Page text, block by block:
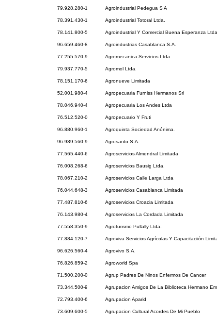
79.928.280-1 Agroindustrial Pedegua S A
78.391.430-1 Agroindustrial Totoral Ltda.
78.141.800-5 Agroindustrial Y Comercial Buena Esperanza
96.659.460-8 Agroindustrias Casablanca S.A.
77.255.570-9 Agromecanica Servicios Ltda.
79.937.770-5 Agromol Ltda.
78.151.170-6 Agronueve Limitada
52.001.980-4 Agropecuaria Furniss Hermanos Srl
78.046.940-4 Agropecuaria Los Andes Ltda
76.512.520-0 Agropecuario Y Fruti
96.880.960-1 Agroquinta Sociedad Anónima.
96.989.560-9 Agrosanto S.A.
77.565.440-6 Agroservicios Almendral Limitada
76.008.268-6 Agroservicios Bausig Ltda.
78.067.210-2 Agroservicios Calle Larga Ltda
76.044.648-3 Agroservicios Casablanca Limitada
77.487.810-6 Agroservicios Croacia Limitada
76.143.980-4 Agroservicios La Cordada Limitada
77.558.350-9 Agroturismo Pullally Ltda.
77.884.120-7 Agroviva Servicios Agrícolas Y Capacitaciión
96.626.560-4 Agrovivo S.A.
76.826.859-2 Agroworld Spa
71.500.200-0 Agrup Padres De Ninos Enfermos De Cancer
73.344.500-9 Agrupacion Amigos De La Biblioteca Hermano
72.793.400-6 Agrupacion Aparid
73.609.600-5 Agrupacion Cultural Acordes De Mi Pueblo